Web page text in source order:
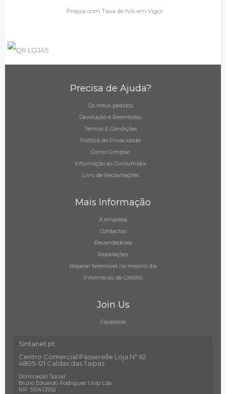
Preços com Taxa de IVA em Vigor
Precisa de Ajuda?
Os meus pedidos
Devolução e Reembolso
Termos & Condições
Política de Privacidade
Como Comprar
Informação ao Consumidor
Livro de Reclamações
Mais Informação
A empresa
Contactos
Revendedores
Reparações
Reparar telemóvel no mesmo dia
Informacao de Crédito
Join Us
Facebook
Sintanet.pt
Centro Comercial Passerelle Loja Nº 62
4805-121 Caldas das Taipas
Dominação Social:
Bruno Eduardo Rodrigues Unip Lda
NIF: 510413552